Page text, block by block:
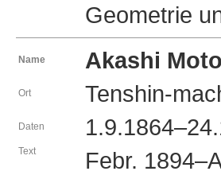
Geometrie
Name Akashi
Ort Tenshin-
Daten
Text
Febr.